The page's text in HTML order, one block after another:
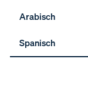
Arabisch
Spanisch